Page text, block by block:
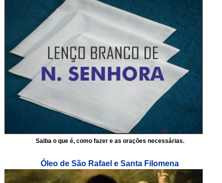
Saiba o que é, como fazer e as orações necessárias.
Óleo de São Rafael e Santa Filomena